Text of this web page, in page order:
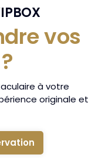
vos
à votre
originale et